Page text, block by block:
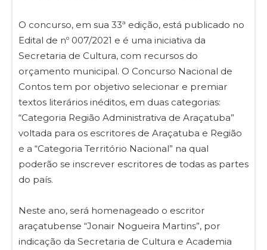
O concurso, em sua 33ª edição, está publicado no
Edital de nº 007/2021 e é uma iniciativa da
Secretaria de Cultura, com recursos do
orçamento municipal. O Concurso Nacional de
Contos tem por objetivo selecionar e premiar
textos literários inéditos, em duas categorias:
“Categoria Região Administrativa de Araçatuba”
voltada para os escritores de Araçatuba e Região
e a “Categoria Território Nacional” na qual
poderão se inscrever escritores de todas as partes
do país.
Neste ano, será homenageado o escritor
araçatubense “Jonair Nogueira Martins”, por
indicação da Secretaria de Cultura e Academia